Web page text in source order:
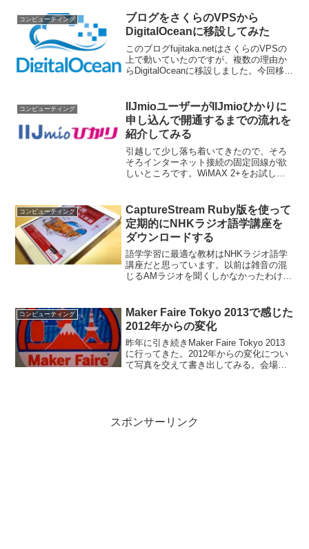
コンピューティング
ブログをさくらのVPSから
DigitalOceanに移設してみた
このブログfujitaka.netはさくらのVPSの
上で動いていたのですが、複数の理由か
らDigitalOceanに移設しました。今回移設
たい 移設先のDigita...
コンピューティング
IIJmioユーザーがIIJmioひかりに
申し込んで開通するまでの流れを
紹介してみる
引越して少し落ち着いてきたので、そろ
そろインターネット接続の固定回線が欲
しいところです。WiMAX 2+をお試しし
マンションには既にフレッツ光の設備が
あるということ...
コンピューティング
CaptureStream Ruby版を使って
定期的にNHKラジオ語学講座を
ダウンロードする
語学学習に最適な教材はNHKラジオ語学
講座だと思っています。以前は雑音の混
じるAMラジオを聞くしかなかったわけで
てもNHKゴガクから1週間前の番組をスト
リーミング再生す...
コンピューティング
Maker Faire Tokyo 2013で感じた
2012年からの変化
昨年に引き続きMaker Faire Tokyo 2013
に行ってきた。2012年からの変化につい
て写真を交えて書き出してみる。会場面
スポンサーリンク